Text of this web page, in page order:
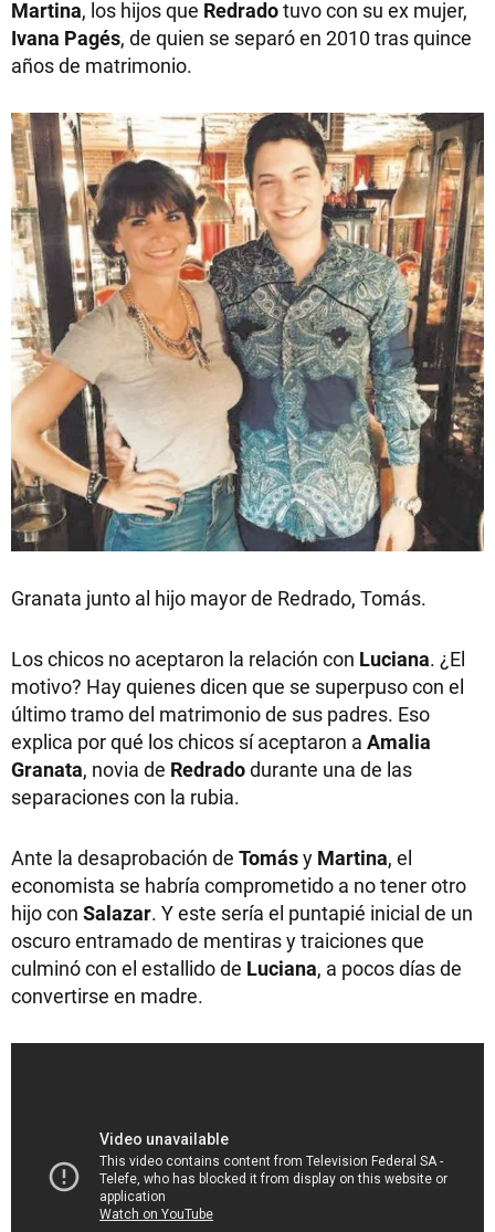
Martina, los hijos que Redradotuvo con su ex mujer,
Ivana Pagés, de quien se separó en 2010 tras quince
años de matrimonio.
Granata junto al hijo mayor de Redrado, Tomás.
Los chicos no aceptaron la relación con Luciana. ¿El
motivo? Hay quienes dicen que se superpuso con el
último tramo del matrimonio de sus padres. Eso
explica por qué los chicos sí aceptaron a Amalia
Granata, novia de Redradodurante una de las
separaciones con la rubia.
Ante la desaprobación de Tomásy Martina, el
economista se habría comprometido a no tener otro
hijo con Salazar. Y este sería el puntapié inicial de un
oscuro entramado de mentiras y traiciones que
culminó con el estallido de Luciana, a pocos días de
convertirse en madre.